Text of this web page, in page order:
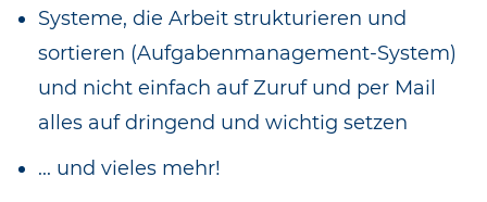
Systeme, die Arbeit strukturieren und
sortieren (Aufgabenmanagement-System)
und nicht einfach auf Zuruf und per Mail
alles auf dringend und wichtig setzen
... und vieles mehr!